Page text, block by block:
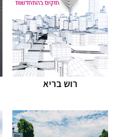
רוש בריא